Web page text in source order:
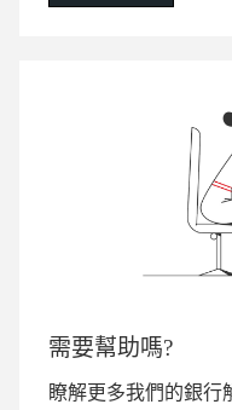
需要幫助嗎?
瞭解更多我們的銀行